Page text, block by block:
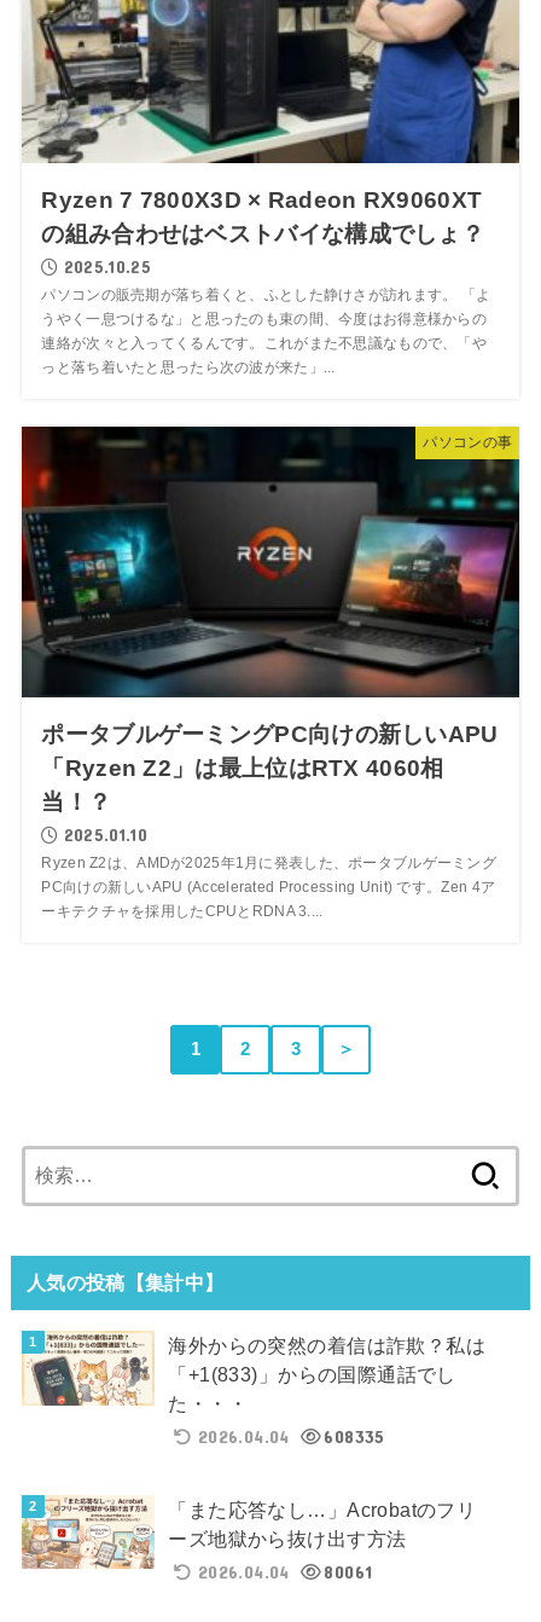
Ryzen 7 7800X3D × Radeon RX9060XT
の組み合わせはベストバイな構成でしょ？
2025.10.25
パソコンの販売期が落ち着くと、ふとした静けさが訪れます。 「よ
うやく一息つけるな」と思ったのも束の間、今度はお得意様からの
連絡が次々と入ってくるんです。これがまた不思議なもので、「や
っと落ち着いたと思ったら次の波が来た」...
パソコンの事
ポータブルゲーミングPC向けの新しいAPU
「Ryzen Z2」は最上位はRTX 4060相
当！？
2025.01.10
Ryzen Z2は、AMDが2025年1月に発表した、ポータブルゲーミング
PC向けの新しいAPU (Accelerated Processing Unit) です。Zen 4ア
ーキテクチャを採用したCPUとRDNA 3....
1 2 3 ＞
索:
人気の投稿【集計中】
海外からの突然の着信は詐欺？私は
「+1(833)」からの国際通話でし
た・・・
2026.04.04
608335
「また応答なし…」Acrobatのフリ
ーズ地獄から抜け出す方法
2026.04.04
80061